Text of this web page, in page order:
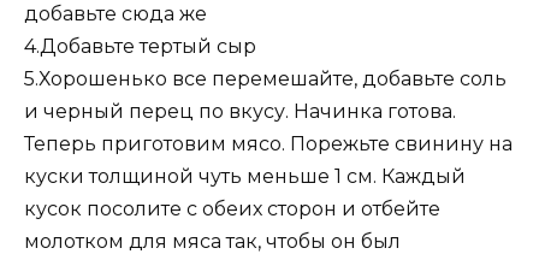
добавьте сюда же
4.Добавьте тертый сыр
5.Хорошенько все перемешайте, добавьте соль
и черный перец по вкусу. Начинка готова.
Теперь приготовим мясо. Порежьте свинину на
куски толщиной чуть меньше 1 см. Каждый
кусок посолите с обеих сторон и отбейте
молотком для мяса так, чтобы он был